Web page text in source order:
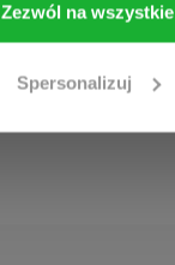
Zezwól na wszystkie
Spersonalizuj